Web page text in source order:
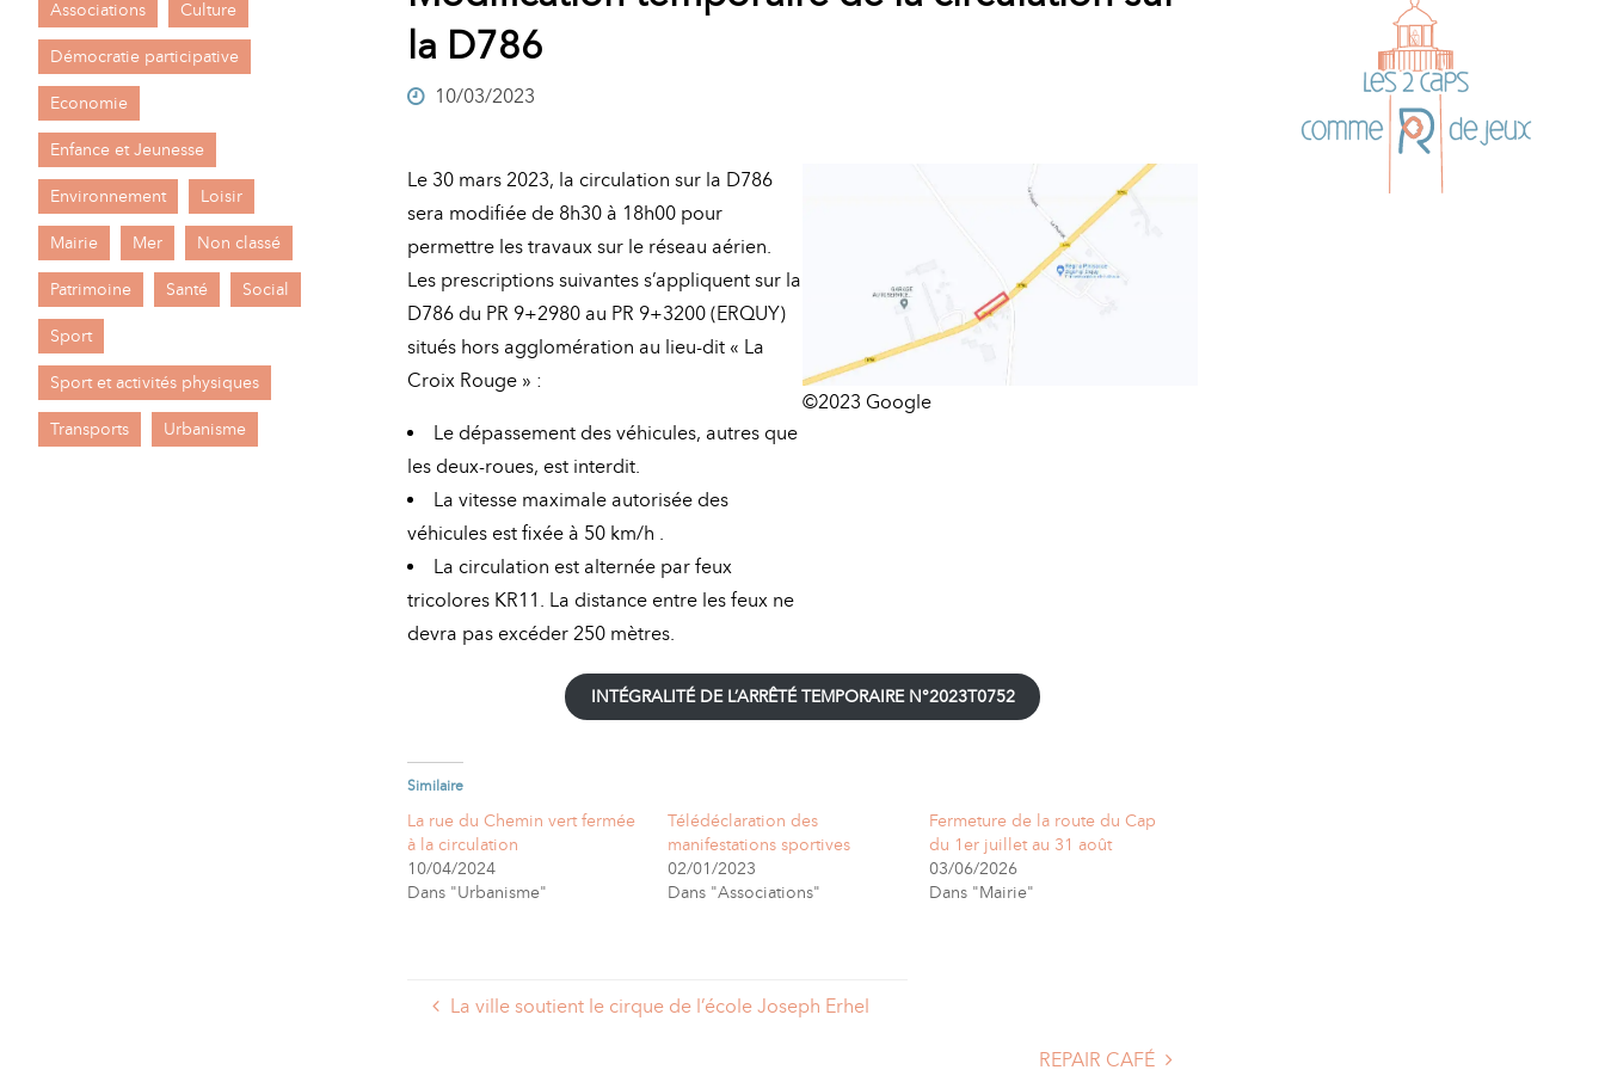
la D786
10/03/2023
Le 30 mars 2023, la circulation sur la D786
sera modifiée de 8h30 à 18h00 pour
permettre les travaux sur le réseau aérien.
Les prescriptions suivantes s’appliquent sur la
D786 du PR 9+2980 au PR 9+3200 (ERQUY)
situés hors agglomération au lieu-dit « La
Croix Rouge » :
Le dépassement des véhicules, autres que
les deux-roues, est interdit.
La vitesse maximale autorisée des
véhicules est fixée à 50 km/h .
La circulation est alternée par feux
tricolores KR11. La distance entre les feux ne
devra pas excéder 250 mètres.
©2023 Google
INTÉGRALITÉ DE L’ARRÊTÉ TEMPORAIRE N°2023T0752
Similaire
La rue du Chemin vert fermée
à la circulation
10/04/2024
Dans "Urbanisme"
Télédéclaration des
manifestations sportives
02/01/2023
Dans "Associations"
Fermeture de la route du Cap
du 1er juillet au 31 août
03/06/2026
Dans "Mairie"
La ville soutient le cirque de l’école Joseph Erhel
REPAIR CAFÉ
Associations Culture
Démocratie participative
Economie
Enfance et Jeunesse
Environnement Loisir
Mairie Mer Non classé
Patrimoine Santé Social
Sport
Sport et activités physiques
Transports Urbanisme